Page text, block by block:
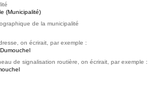
(Municipalité)
de la municipalité
on écrirait, par exemple :
de signalisation routière, on écrirait, par exemple :